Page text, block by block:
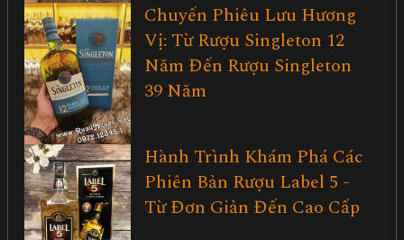
Chuyến Phiêu Lưu Hương
Vị: Từ Rượu Singleton 12
Năm Đến Rượu Singleton
39 Năm
Hành Trình Khám Phá Các
Phiên Bản Rượu Label 5 -
Từ Đơn Giản Đến Cao Cấp